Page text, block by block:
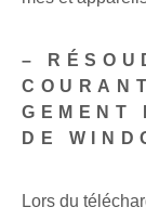
–
GEMENT
DE
Lors du